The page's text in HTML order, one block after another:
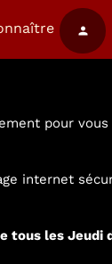
person
pour vous
internet
les Jeudi